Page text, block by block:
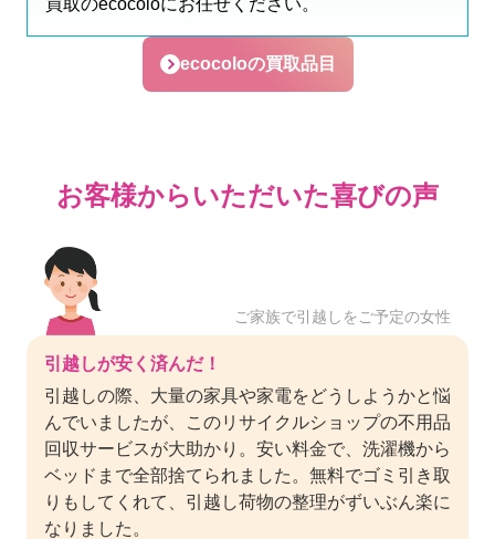
ecocoloの買取品目
お客様からいただいた喜びの声
引越しが安く済んだ！
引越しの際、大量の家具や家電をどうしようかと悩
んでいましたが、このリサイクルショップの不用品
回収サービスが大助かり。安い料金で、洗濯機から
ベッドまで全部捨てられました。無料でゴミ引き取
りもしてくれて、引越し荷物の整理がずいぶん楽に
なりました。
ご家族で引越しをご予定の女性